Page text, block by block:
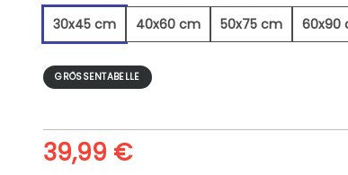
30x45 cm
40x60 cm 50x75 cm 60x90
GRÖSSENTABELLE
39,99 €